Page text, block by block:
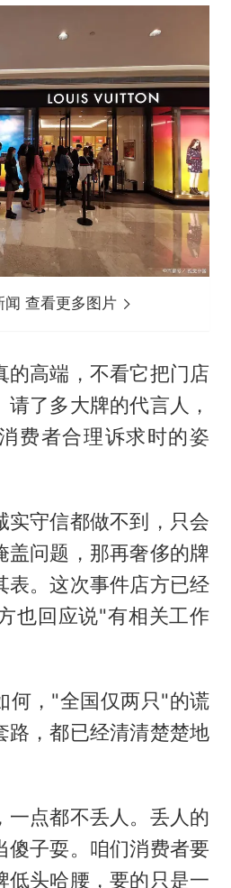
闻 查看更多图片
的高端，不看它把门店
了多大牌的代言人，
费者合理诉求时的姿
实守信都做不到，只会
盖问题，那再奢侈的牌
表。这次事件店方已经
也回应说"有相关工作
何，"全国仅两只"的谎
路，都已经清清楚楚地
一点都不丢人。丢人的
傻子耍。咱们消费者要
低头哈腰，要的只是一